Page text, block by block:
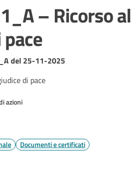
– Ricorso al
del 25-11-2025
di pace
azioni
Documenti e certificati